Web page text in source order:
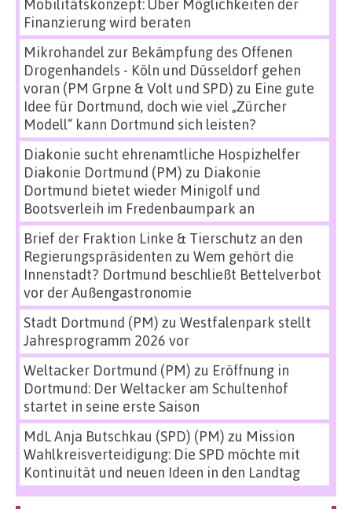
Mobilitätskonzept: Über Möglichkeiten der
Finanzierung wird beraten
Mikrohandel zur Bekämpfung des Offenen
Drogenhandels - Köln und Düsseldorf gehen
voran (PM Grpne & Volt und SPD) zu Eine gute
Idee für Dortmund, doch wie viel „Zürcher
Modell“ kann Dortmund sich leisten?
Diakonie sucht ehrenamtliche Hospizhelfer
Diakonie Dortmund (PM) zu Diakonie
Dortmund bietet wieder Minigolf und
Bootsverleih im Fredenbaumpark an
Brief der Fraktion Linke & Tierschutz an den
Regierungspräsidenten zu Wem gehört die
Innenstadt? Dortmund beschließt Bettelverbot
vor der Außengastronomie
Stadt Dortmund (PM) zu Westfalenpark stellt
Jahresprogramm 2026 vor
Weltacker Dortmund (PM) zu Eröffnung in
Dortmund: Der Weltacker am Schultenhof
startet in seine erste Saison
MdL Anja Butschkau (SPD) (PM) zu Mission
Wahlkreisverteidigung: Die SPD möchte mit
Kontinuität und neuen Ideen in den Landtag